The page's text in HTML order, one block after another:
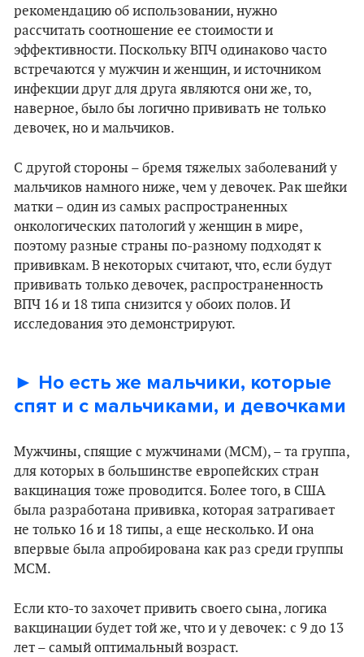
рекомендацию об использовании, нужно
рассчитать соотношение ее стоимости и
эффективности. Поскольку ВПЧ одинаково часто
встречаются у мужчин и женщин, и источником
инфекции друг для друга являются они же, то,
наверное, было бы логично прививать не только
девочек, но и мальчиков.
С другой стороны – бремя тяжелых заболеваний у
мальчиков намного ниже, чем у девочек. Рак шейки
матки – один из самых распространенных
онкологических патологий у женщин в мире,
поэтому разные страны по-разному подходят к
прививкам. В некоторых считают, что, если будут
прививать только девочек, распространенность
ВПЧ 16 и 18 типа снизится у обоих полов. И
исследования это демонстрируют.
► Но есть же мальчики, которые
спят и с мальчиками, и девочками
Мужчины, спящие с мужчинами (МСМ), – та группа,
для которых в большинстве европейских стран
вакцинация тоже проводится. Более того, в США
была разработана прививка, которая затрагивает
не только 16 и 18 типы, а еще несколько. И она
впервые была апробирована как раз среди группы
МСМ.
Если кто-то захочет привить своего сына, логика
вакцинации будет той же, что и у девочек: с 9 до 13
лет – самый оптимальный возраст.